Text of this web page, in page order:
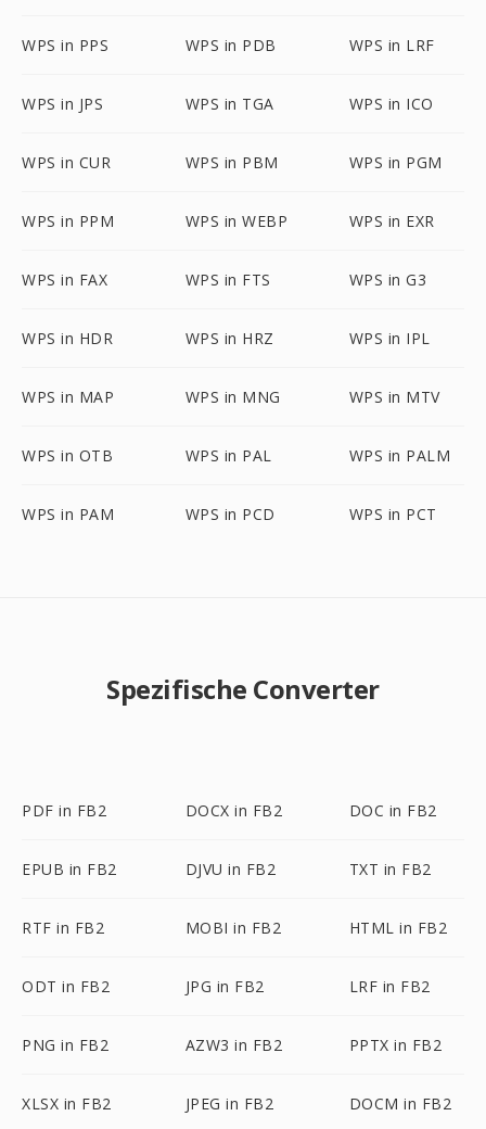
WPS in PPS WPS in PDB WPS in LRF
WPS in JPS WPS in TGA WPS in ICO
WPS in CUR WPS in PBM WPS in PGM
WPS in PPM WPS in WEBP WPS in EXR
WPS in FAX WPS in FTS WPS in G3
WPS in HDR WPS in HRZ WPS in IPL
WPS in MAP WPS in MNG WPS in MTV
WPS in OTB WPS in PAL WPS in PALM
WPS in PAM WPS in PCD WPS in PCT
Spezifische Converter
PDF in FB2 DOCX in FB2 DOC in FB2
EPUB in FB2 DJVU in FB2 TXT in FB2
RTF in FB2 MOBI in FB2 HTML in FB2
ODT in FB2 JPG in FB2 LRF in FB2
PNG in FB2 AZW3 in FB2 PPTX in FB2
XLSX in FB2 JPEG in FB2 DOCM in FB2